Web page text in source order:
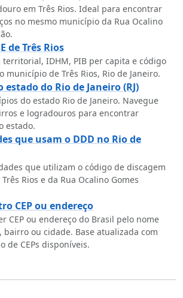
em Três Rios. Ideal para encontrar
no mesmo município da Rua Ocalino
de Três Rios
territorial, IDHM, PIB per capita e código
município de Três Rios, Rio de Janeiro.
do Rio de Janeiro (RJ)
do estado Rio de Janeiro. Navegue
e logradouros para encontrar
estado.
que usam o DDD no Rio de
que utilizam o código de discagem
Rios e da Rua Ocalino Gomes
CEP ou endereço
CEP ou endereço do Brasil pelo nome
bairro ou cidade. Base atualizada com
de CEPs disponíveis.